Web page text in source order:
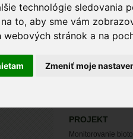
technológie sledovania
to, aby sme vám
webových stránok a na
Zmeniť moje
PROJEKT
Monitorovanie